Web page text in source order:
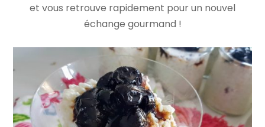
et vous retrouve rapidement pour un nouvel
échange gourmand !